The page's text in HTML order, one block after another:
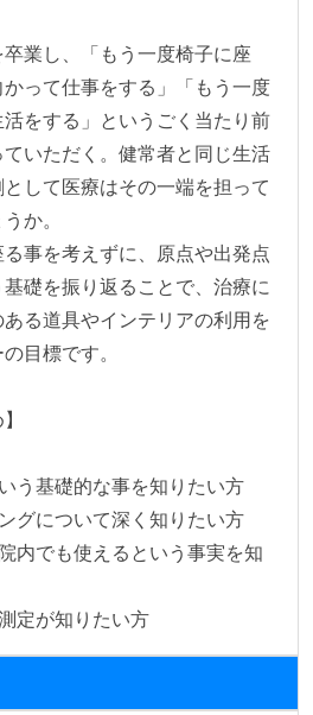
業し、「もう一度椅子に座
って仕事をする」「もう一度
をする」というごく当たり前
いただく。健常者と同じ生活
して医療はその一端を担って
か。
事を考えずに、原点や出発点
礎を振り返ることで、治療に
る道具やインテリアの利用を
目標です。
う基礎的な事を知りたい方
グについて深く知りたい方
内でも使えるという事実を知
定が知りたい方